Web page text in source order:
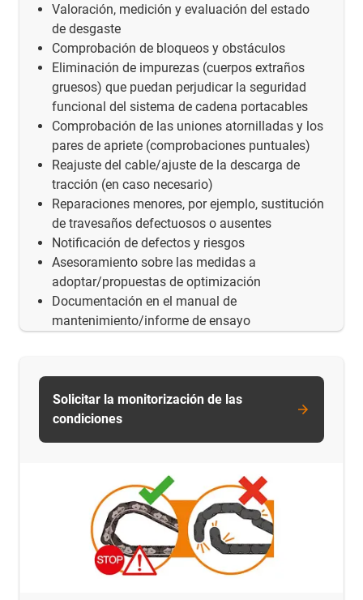
Valoración, medición y evaluación del estado
de desgaste
Comprobación de bloqueos y obstáculos
Eliminación de impurezas (cuerpos extraños
gruesos) que puedan perjudicar la seguridad
funcional del sistema de cadena portacables
Comprobación de las uniones atornilladas y los
pares de apriete (comprobaciones puntuales)
Reajuste del cable/ajuste de la descarga de
tracción (en caso necesario)
Reparaciones menores, por ejemplo, sustitución
de travesaños defectuosos o ausentes
Notificación de defectos y riesgos
Asesoramiento sobre las medidas a
adoptar/propuestas de optimización
Documentación en el manual de
mantenimiento/informe de ensayo
Solicitar la monitorización de las
condiciones